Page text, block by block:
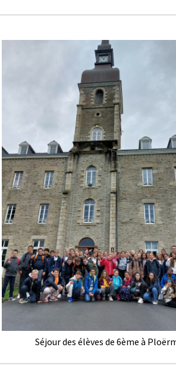
Séjour des élèves de 6ème à